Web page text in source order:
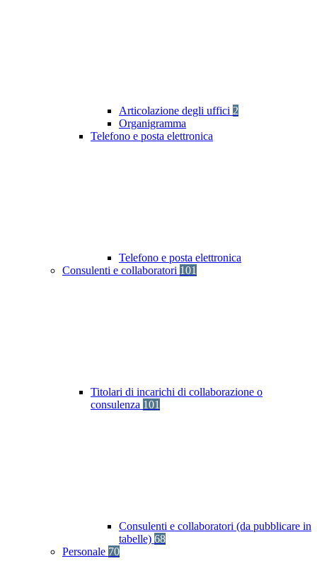
Articolazione degli uffici 2
Organigramma
Telefono e posta elettronica
Telefono e posta elettronica
Consulenti e collaboratori 101
Titolari di incarichi di collaborazione o
consulenza 101
Consulenti e collaboratori (da pubblicare in
tabelle) 68
Personale 70